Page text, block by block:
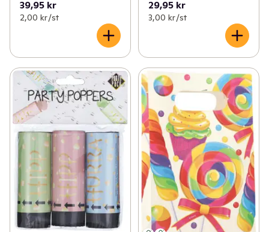
39,95 kr
2,00 kr /st
29,95 kr
3,00 kr /st